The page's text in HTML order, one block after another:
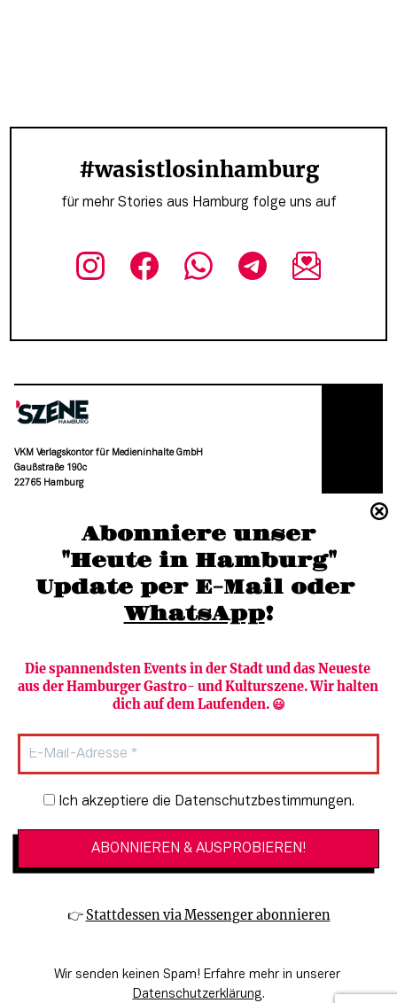
Abonniere unser
"Heute in Hamburg"
Update per E-Mail oder
WhatsApp!
Die spannendsten Events in der Stadt und das Neueste
aus der Hamburger Gastro- und Kulturszene. Wir halten
dich auf dem Laufenden. 😃
Newsletter-Anmeldung
Ich akzeptiere die Datenschutzbestimmungen.
👉 Stattdessen via Messenger abonnieren
Wir senden keinen Spam! Erfahre mehr in unserer
Datenschutzerklärung.
#wasistlosinhamburg
für mehr Stories aus Hamburg folge uns auf
VKM Verlagskontor für Medieninhalte GmbH
Gaußstraße 190c
22765 Hamburg
moc.grubmah-enezs@ofni
Newsletter abonnieren
HAMBURG PUR
🔗 Kinoprogramm
🔗 Genuss-Guide Hamburg
Datenschutzbestimmungen
Barrierefreiheitserklärung